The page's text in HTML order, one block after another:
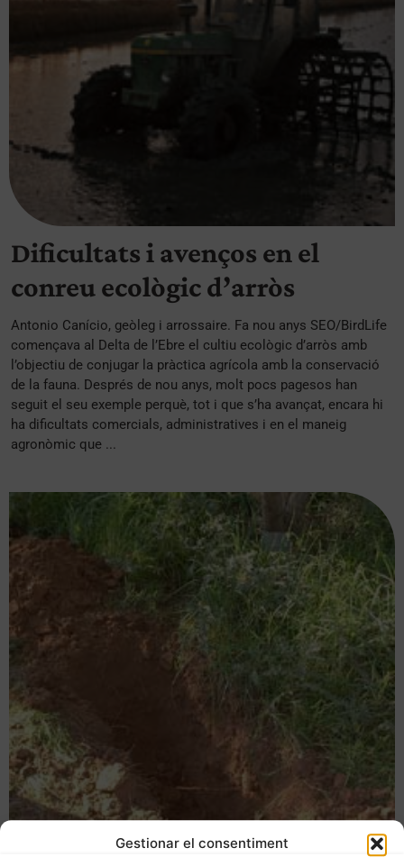
Gestionar el consentiment
Dificultats i avenços en el
conreu ecològic d’arròs
Antonio Canício, geòleg i arrossaire. Fa nou anys SEO/BirdLife
començava al Delta de l’Ebre el cultiu ecològic d’arròs amb
l’objectiu de conjugar la pràctica agrícola amb la conservació
de la fauna. Després de nou anys, molt pocs pagesos han
seguit el seu exemple perquè, tot i que s’ha avançat, encara hi
ha dificultats comercials, administratives i en el maneig
agronòmic que ...